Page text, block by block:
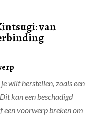
: van
wilt herstellen, zoals een
kan een beschadigd
een voorwerp breken om